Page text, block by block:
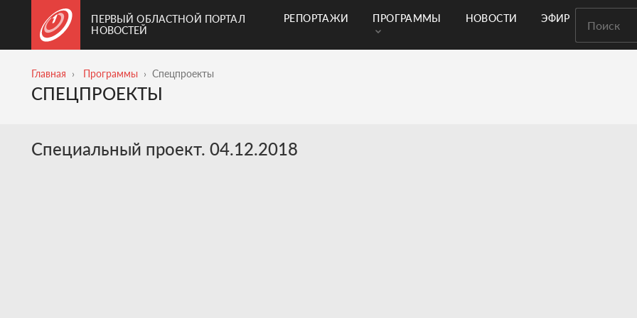
ПЕРВЫЙ ОБЛАСТНОЙ ПОРТАЛ
НОВОСТЕЙ
РЕПОРТАЖИ ПРОГРАММЫ НОВОСТИ ЭФИР
Главная Программы Спецпроекты
СПЕЦПРОЕКТЫ
Специальный проект. 04.12.2018